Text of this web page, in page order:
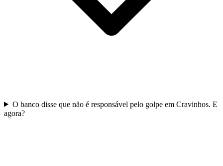
O banco disse que não é responsável pelo golpe em Cravinhos. E
agora?